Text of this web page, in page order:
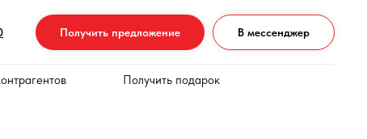
Получить предложение В мессенджер
Получить подарок